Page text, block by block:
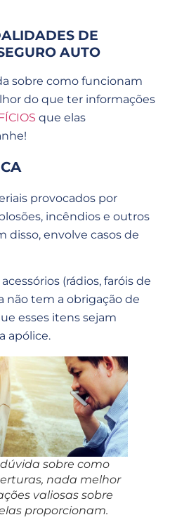
DE
AUTO
sobre como funcionam
do que ter informações
que elas
provocados por
incêndios e outros
disso, envolve casos de
(rádios, faróis de
não tem a obrigação de
esses itens sejam
apólice.
sobre como
nada melhor
valiosas sobre
proporcionam.